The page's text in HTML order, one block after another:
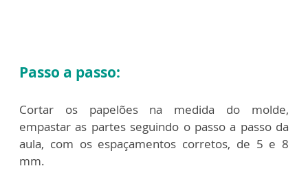
Passo a passo:
Cortar os papelões na medida do molde,
empastar as partes seguindo o passo a passo da
aula, com os espaçamentos corretos, de 5 e 8
mm.